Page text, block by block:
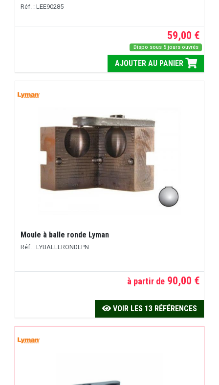
Réf. : LEE90285
59,00 €
Dispo sous 5 jours ouvrés
AJOUTER AU PANIER
Moule à balle ronde Lyman
Réf. : LYBALLERONDEPN
à partir de 90,00 €
VOIR LES 13 RÉFÉRENCES